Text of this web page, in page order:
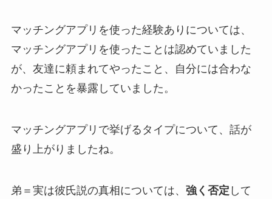
マッチングアプリを使った経験ありについては、
マッチングアプリを使ったことは認めていました
が、友達に頼まれてやったこと、
自分には合わな
かった ことを暴露していました。
マッチングアプリで挙げるタイプについて、話が
盛り上がりましたね。
弟＝実は彼氏説の真相については、 強く否定 して